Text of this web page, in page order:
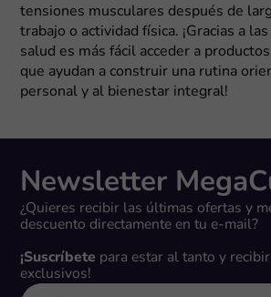
tensiones musculares después de
trabajo o actividad física. ¡Gracias a
salud es más fácil acceder a
que ayudan a construir una rutina
personal y al bienestar integral!
Newsletter
¿Quieres recibir las últimas ofertas y
descuento directamente en tu e-mail?
¡Suscríbete para estar al tanto y
exclusivos!